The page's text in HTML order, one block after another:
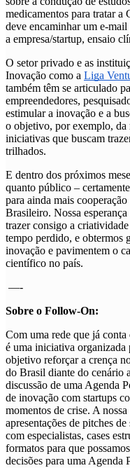
medicamentos para tratar
deve encaminhar um e-
a empresa/startup, ensaio
O setor privado e as
Inovação como a Liga
também têm se articulado
empreendedores,
estimular a inovação e a
o objetivo, por exemplo,
iniciativas que buscam
trilhados.
E dentro dos próximos
quanto público –
para ainda mais
Brasileiro. Nossa esperança
trazer consigo a
tempo perdido, e obtermos
inovação e pavimentem o
científico no país.
—-
Sobre o Follow-On:
Com uma rede que já
é uma iniciativa
objetivo reforçar a crença
do Brasil diante do cenário
discussão de uma Agenda
de inovação com startups
momentos de crise. A
apresentações de pitches
com especialistas, cases
formatos para que
decisões para uma Agenda